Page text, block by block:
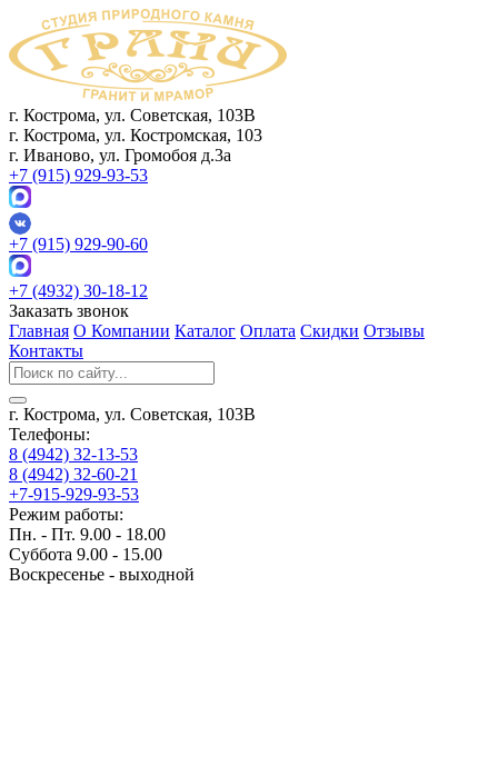
г. Кострома, ул. Советская, 103В
г. Кострома, ул. Костромская, 103
г. Иваново, ул. Громобоя д.3а
+7 (915) 929-93-53
+7 (915) 929-90-60
+7 (4932) 30-18-12
Заказать звонок
Главная О Компании Каталог Оплата Скидки Отзывы
Контакты
г. Кострома, ул. Советская, 103В
Телефоны:
8 (4942) 32-13-53
8 (4942) 32-60-21
+7-915-929-93-53
Режим работы:
Пн. - Пт. 9.00 - 18.00
Суббота 9.00 - 15.00
Воскресенье - выходной